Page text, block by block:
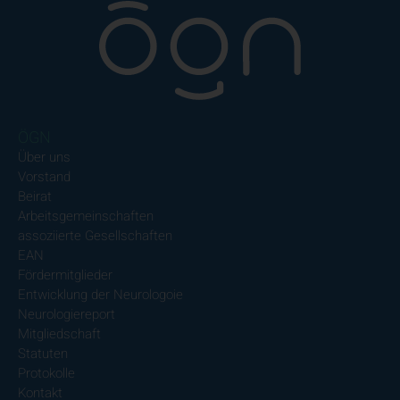
Über uns
Vorstand
Beirat
Arbeitsgemeinschaften
assoziierte Gesellschaften
EAN
Fördermitglieder
Entwicklung der Neurologoie
Neurologiereport
Mitgliedschaft
Statuten
Protokolle
Kontakt